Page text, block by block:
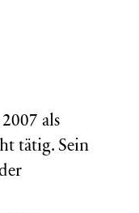
als
tätig. Sein